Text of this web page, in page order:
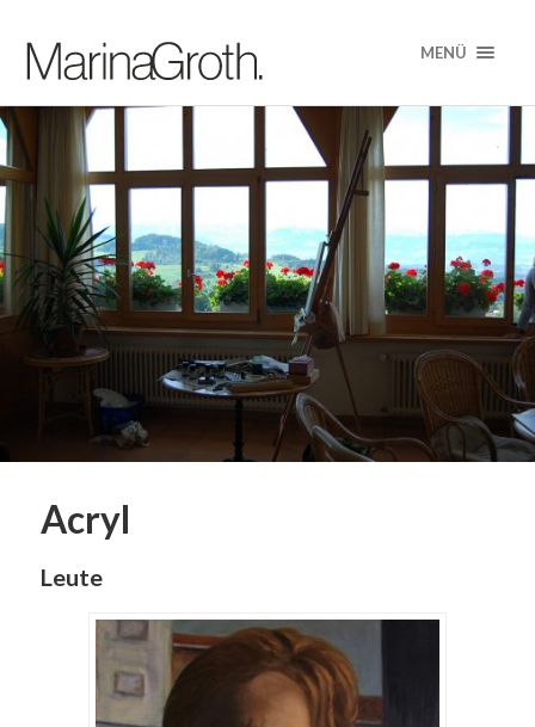
MENÜ
Acryl
Leute